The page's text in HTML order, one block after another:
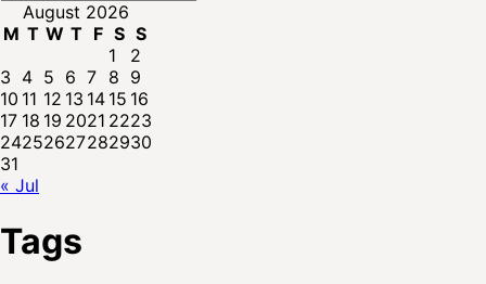
August 2026
M T W T F S S
1
2
3 4 5 6 7 8 9
10 11 12 13 14 15 16
17 18 19 2021 2223
24252627282930
31
« Jul
Tags